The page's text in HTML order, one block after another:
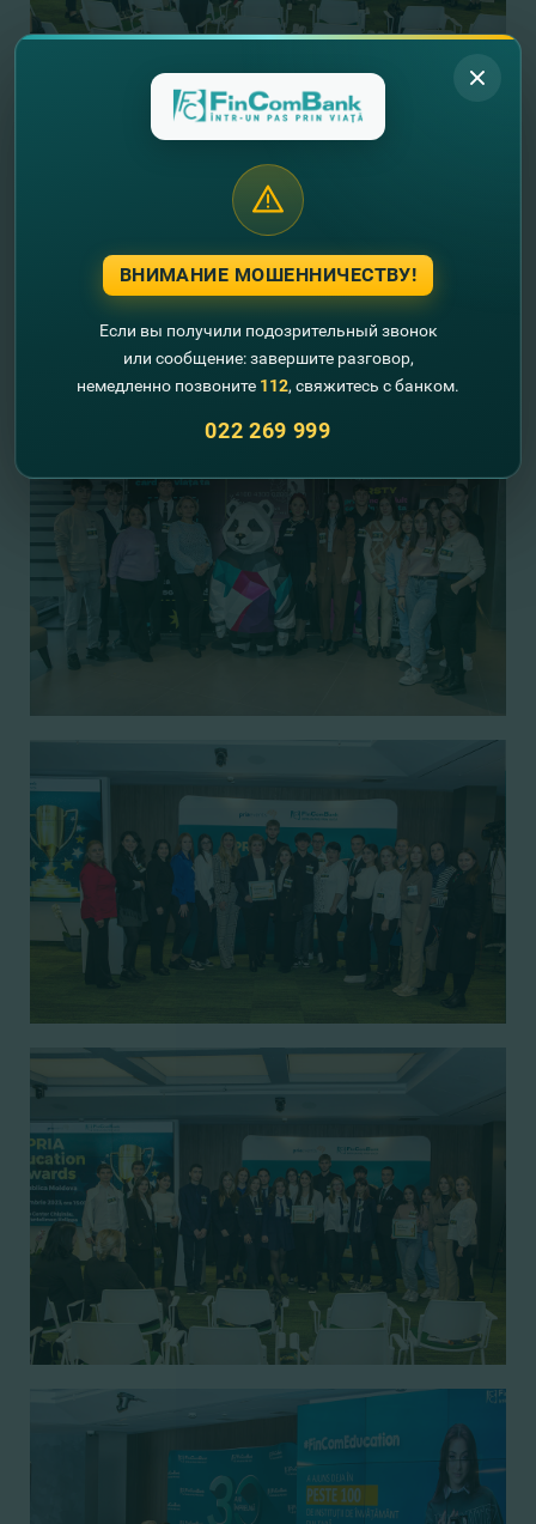
ВНИМАНИЕ МОШЕННИЧЕСТВУ!
Если вы получили подозрительный звонок
или сообщение: завершите разговор,
немедленно позвоните 112, свяжитесь с банком.
022 269 999